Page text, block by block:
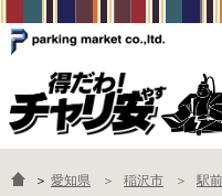
物件一覧
＞ 愛知県 稲沢市 駅前